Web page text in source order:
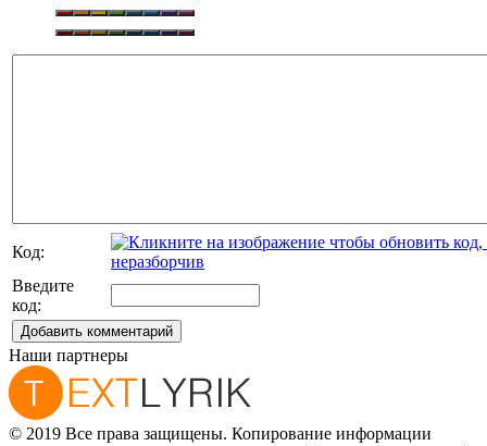
Код:
Введите
код:
Добавить комментарий
Наши партнеры
© 2019 Все права защищены. Копирование информации